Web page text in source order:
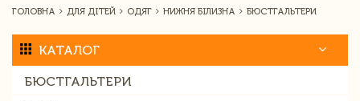
ГОЛОВНА ДЛЯ ДІТЕЙ ОДЯГ НИЖНЯ БІЛИЗНА БЮСТГАЛЬТЕРИ
КАТАЛОГ
БЮСТГАЛЬТЕРИ